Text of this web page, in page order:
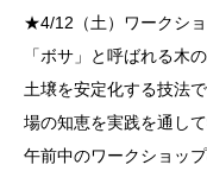
★4/12（土）ワークシ
「ボサ」と呼ばれる木
土壌を安定化する技法
場の知恵を実践を通して
午前中のワークショッ